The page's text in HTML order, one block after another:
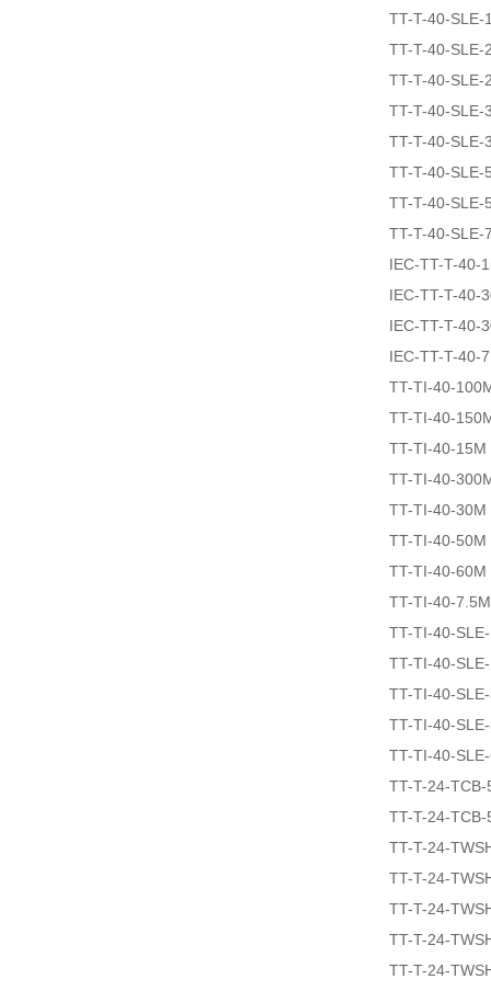
TT-T-40-SLE-
TT-T-40-SLE-
TT-T-40-SLE-
TT-T-40-SLE-
TT-T-40-SLE-
TT-T-40-SLE-
TT-T-40-SLE-
TT-T-40-SLE-
IEC-TT-T-40-
IEC-TT-T-40-
IEC-TT-T-40-
IEC-TT-T-40-
TT-TI-40-
TT-TI-40-
TT-TI-40-15M
TT-TI-40-
TT-TI-40-30M
TT-TI-40-50M
TT-TI-40-60M
TT-TI-40-7.5M
TT-TI-40-
TT-TI-40-
TT-TI-40-
TT-TI-40-
TT-TI-40-
TT-T-24-TCB-
TT-T-24-TCB-
TT-T-24-
TT-T-24-
TT-T-24-
TT-T-24-
TT-T-24-